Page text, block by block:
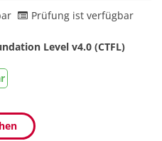
Prüfung ist verfügbar
Level v4.0 (CTFL)